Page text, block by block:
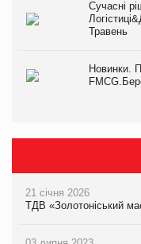
Сучасні
Травень
Новинки.
21 січня 2026
ТДВ «Золотоніський